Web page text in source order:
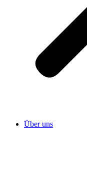
Über uns